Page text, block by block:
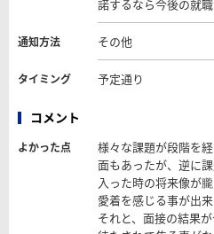
諾するなら今後の就
通知方法 その他
タイミング 予定通り
コメント
よかった点
様々な課題が段階を
面もあったが、逆に
入った時の将来像が
愛着を感じる事が出来
それと、面接の結果